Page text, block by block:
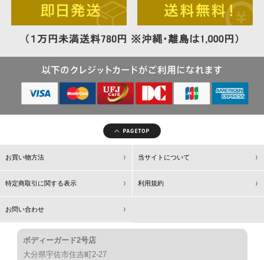
お買い物方法 当サイトについて
特定商取引に関する表示 利用規約
お問い合わせ
ボディーガード2号店
大分県宇佐市住吉町2-27